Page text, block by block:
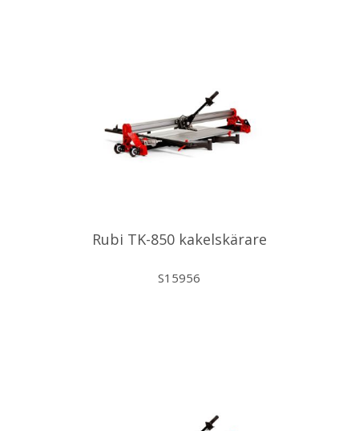
Rubi TK-850 kakelskärare
S15956